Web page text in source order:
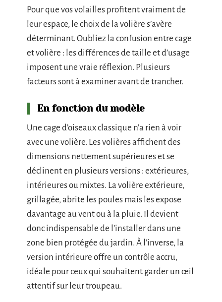
Pour que vos volailles profitent vraiment de
leur espace, le choix de la volière s’avère
déterminant. Oubliez la confusion entre cage
et volière : les différences de taille et d’usage
imposent une vraie réflexion. Plusieurs
facteurs sont à examiner avant de trancher.
En fonction du modèle
Une cage d’oiseaux classique n’a rien à voir
avec une volière. Les volières affichent des
dimensions nettement supérieures et se
déclinent en plusieurs versions : extérieures,
intérieures ou mixtes. La volière extérieure,
grillagée, abrite les poules mais les expose
davantage au vent ou à la pluie. Il devient
donc indispensable de l’installer dans une
zone bien protégée du jardin. À l’inverse, la
version intérieure offre un contrôle accru,
idéale pour ceux qui souhaitent garder un œil
attentif sur leur troupeau.